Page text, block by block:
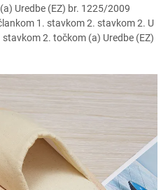
Uredbe (EZ) br. 1225/2009
1. stavkom 2. stavkom 2. U
2. točkom (a) Uredbe (EZ)